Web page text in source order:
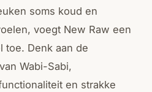
soms koud en
voegt New Raw een
toe. Denk aan de
Wabi-Sabi,
en strakke